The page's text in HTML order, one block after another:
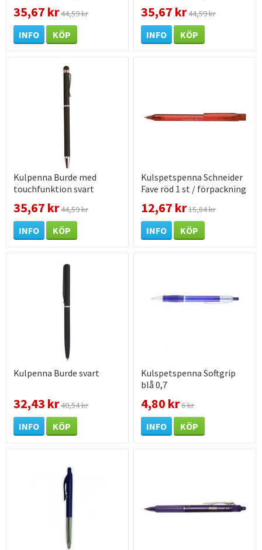
35,67 kr44,59 kr
INFO KÖP
35,67 kr44,59 kr
INFO KÖP
Kulpenna Burde med
touchfunktion svart
35,67 kr44,59 kr
INFO KÖP
Kulspetspenna Schneider
Fave röd 1 st / förpackning
12,67 kr15,84 kr
INFO KÖP
Kulpenna Burde svart
32,43 kr40,54 kr
INFO KÖP
Kulspetspenna Softgrip
blå 0,7
4,80 kr6 kr
INFO KÖP